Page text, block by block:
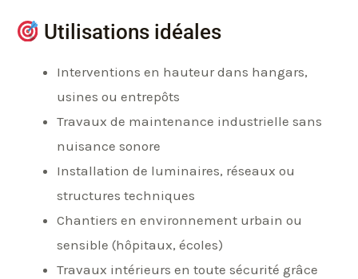
Utilisations idéales
Interventions en hauteur dans hangars,
usines ou entrepôts
Travaux de maintenance industrielle sans
nuisance sonore
Installation de luminaires, réseaux ou
structures techniques
Chantiers en environnement urbain ou
sensible (hôpitaux, écoles)
Travaux intérieurs en toute sécurité grâce